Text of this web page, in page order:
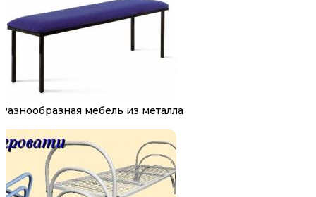
Разнообразная мебель из металла